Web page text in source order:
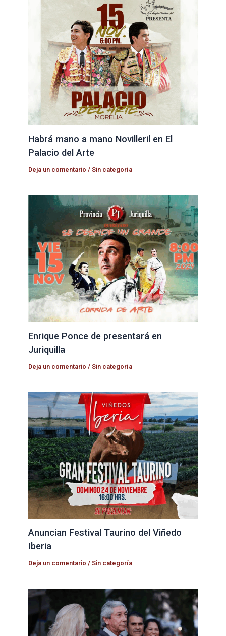
Habrá mano a mano Novilleril en El
Palacio del Arte
Deja un comentario /Sin categoría
Enrique Ponce de presentará en
Juriquilla
Deja un comentario /Sin categoría
Anuncian Festival Taurino del Viñedo
Iberia
Deja un comentario /Sin categoría